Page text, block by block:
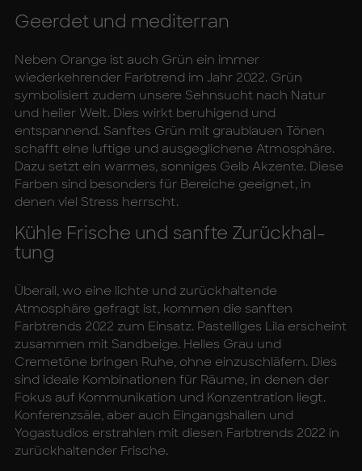
Ge­er­det und me­di­ter­ran
Neben Orange ist auch Grün ein immer
wiederkehrender Farbtrend im Jahr 2022. Grün
symbolisiert zudem unsere Sehnsucht nach Natur
und heiler Welt. Dies wirkt beruhigend und
entspannend. Sanftes Grün mit graublauen Tönen
schafft eine luftige und ausgeglichene Atmosphäre.
Dazu setzt ein warmes, sonniges Gelb Akzente. Diese
Farben sind besonders für Bereiche geeignet, in
denen viel Stress herrscht.
Küh­le Fri­sche und sanf­te Zu­rück­hal­
tung
Überall, wo eine lichte und zurückhaltende
Atmosphäre gefragt ist, kommen die sanften
Farbtrends 2022 zum Einsatz. Pastelliges Lila erscheint
zusammen mit Sandbeige. Helles Grau und
Cremetöne bringen Ruhe, ohne einzuschläfern. Dies
sind ideale Kombinationen für Räume, in denen der
Fokus auf Kommunikation und Konzentration liegt.
Konferenzsäle, aber auch Eingangshallen und
Yogastudios erstrahlen mit diesen Farbtrends 2022 in
zurückhaltender Frische.